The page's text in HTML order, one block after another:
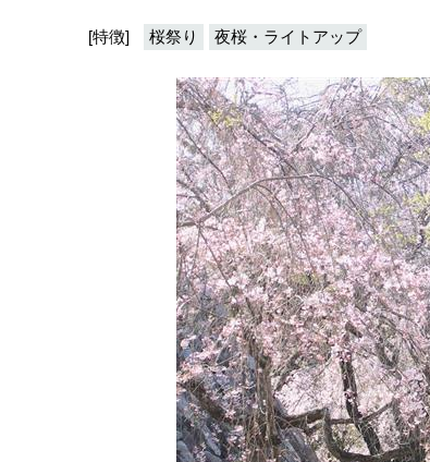
[特徴] 桜祭り 夜桜・ライトアップ